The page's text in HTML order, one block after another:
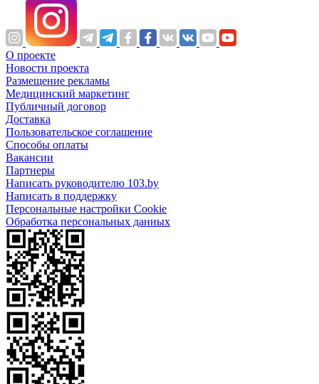
О проекте
Новости проекта
Размещение рекламы
Медицинский маркетинг
Публичный договор
Доставка
Пользовательское соглашение
Способы оплаты
Вакансии
Партнеры
Написать руководителю 103.by
Написать в поддержку
Персональные настройки Cookie
Обработка персональных данных